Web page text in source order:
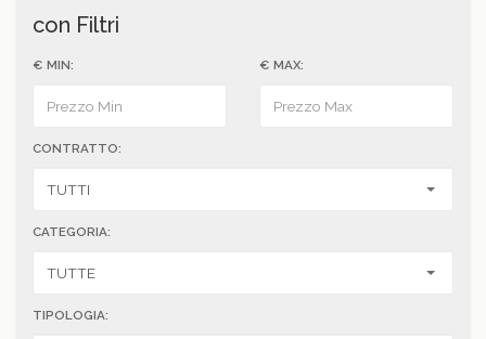
con Filtri
€ MIN: € MAX:
CONTRATTO:
CATEGORIA:
TIPOLOGIA: